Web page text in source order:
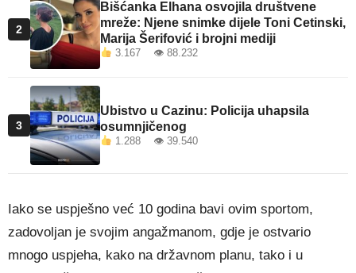
2
Bišćanka Elhana osvojila društvene
mreže: Njene snimke dijele Toni Cetinski,
Marija Šerifović i brojni mediji
3.167 👁 88.232
3
Ubistvo u Cazinu: Policija uhapsila
osumnjičenog
1.288 👁 39.540
Iako se uspješno već 10 godina bavi ovim sportom,
zadovoljan je svojim angažmanom, gdje je ostvario
mnogo uspjeha, kako na državnom planu, tako i u